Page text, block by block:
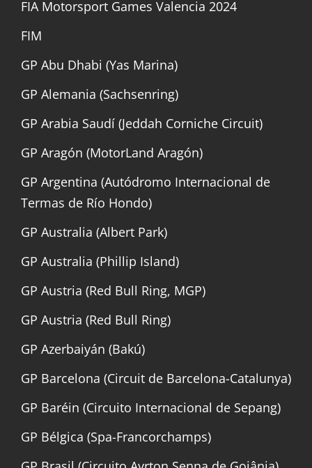
FIA Motorsport Games Valencia 2024
FIM
GP Abu Dhabi (Yas Marina)
GP Alemania (Sachsenring)
GP Arabia Saudí (Jeddah Corniche Circuit)
GP Aragón (MotorLand Aragón)
GP Argentina (Autódromo Internacional de
Termas de Río Hondo)
GP Australia (Albert Park)
GP Australia (Phillip Island)
GP Austria (Red Bull Ring, MGP)
GP Austria (Red Bull Ring)
GP Azerbaiyán (Bakú)
GP Barcelona (Circuit de Barcelona-Catalunya)
GP Baréin (Circuito Internacional de Sepang)
GP Bélgica (Spa-Francorchamps)